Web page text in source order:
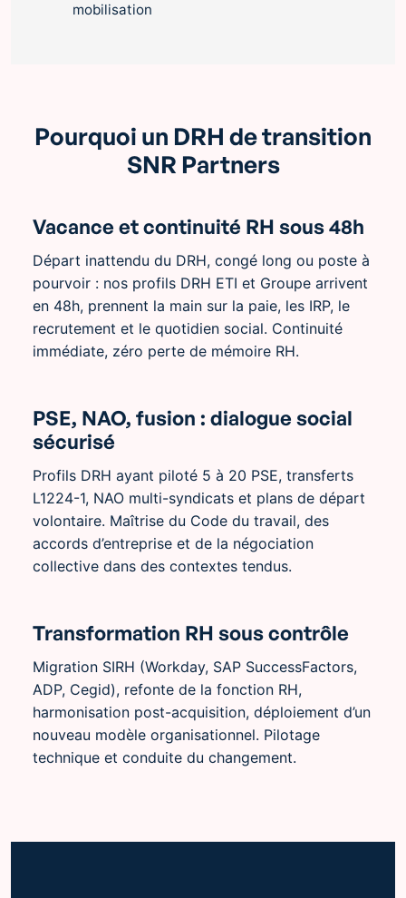
mobilisation
Pourquoi un DRH de transition
SNR Partners
Vacance et continuité RH sous 48h
Départ inattendu du DRH, congé long ou poste à
pourvoir : nos profils DRH ETI et Groupe arrivent
en 48h, prennent la main sur la paie, les IRP, le
recrutement et le quotidien social. Continuité
immédiate, zéro perte de mémoire RH.
PSE, NAO, fusion : dialogue social
sécurisé
Profils DRH ayant piloté 5 à 20 PSE, transferts
L1224-1, NAO multi-syndicats et plans de départ
volontaire. Maîtrise du Code du travail, des
accords d’entreprise et de la négociation
collective dans des contextes tendus.
Transformation RH sous contrôle
Migration SIRH (Workday, SAP SuccessFactors,
ADP, Cegid), refonte de la fonction RH,
harmonisation post-acquisition, déploiement d’un
nouveau modèle organisationnel. Pilotage
technique et conduite du changement.